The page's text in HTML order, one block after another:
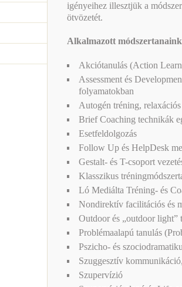
igényeihez illesztjük a
ötvözetét.
Alkalmazott
Akciótanulás (Action
Assessment és
folyamatokban
Autogén tréning,
Brief Coaching technikák
Esetfeldolgozás
Follow Up és HelpDesk
Gestalt- és T-csoport
Klasszikus
Ló Mediálta Tréning- és
Nondirektív facilitációs és
Outdoor és „outdoor light”
Problémaalapú tanulás
Pszicho- és
Szuggesztív
Szupervízió